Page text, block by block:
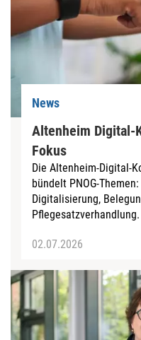
News
Altenheim Digital-
Fokus
Die Altenheim-Digital-
bündelt PNOG-
Digitalisierung,
Pflegesatzverhandlung.
02.07.2026